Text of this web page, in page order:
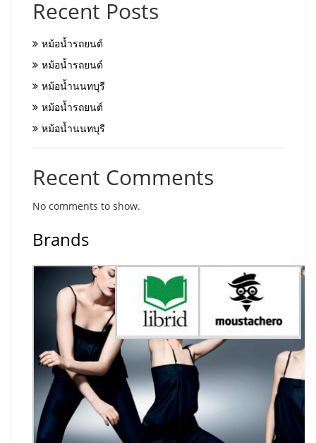
Recent Posts
หม้อน้ำรถยนต์
หม้อน้ำรถยนต์
หม้อน้ำนนทบุรี
หม้อน้ำรถยนต์
หม้อน้ำนนทบุรี
Recent Comments
No comments to show.
Brands